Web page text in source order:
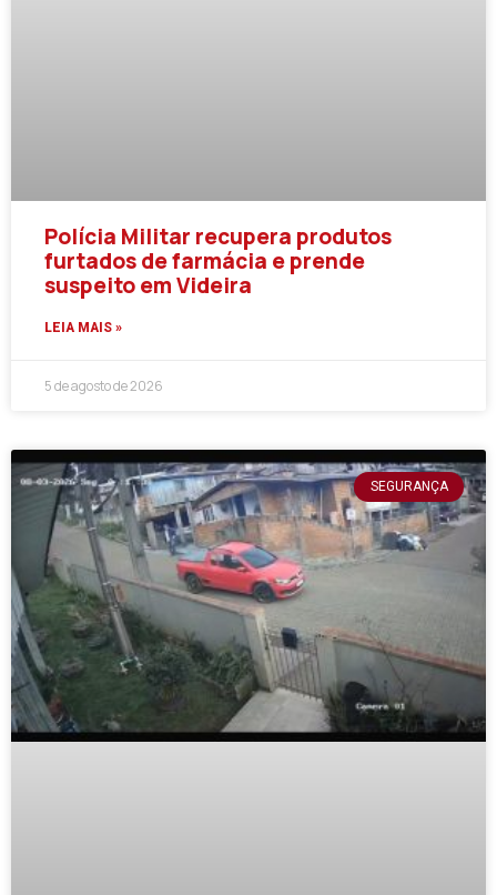
Polícia Militar recupera produtos
furtados de farmácia e prende
suspeito em Videira
LEIA MAIS »
5 de agosto de 2026
SEGURANÇA